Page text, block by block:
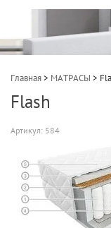
Главная> МАТРАСЫ >
Flash
Артикул: 584